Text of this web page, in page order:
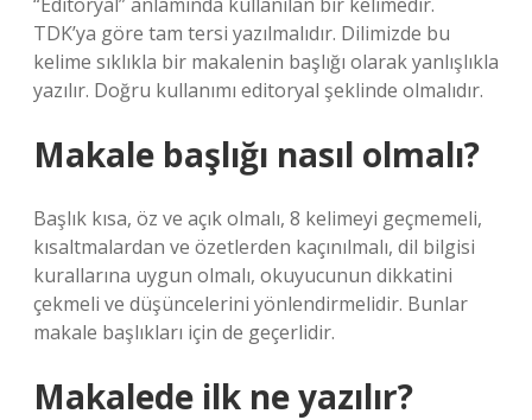
TDK’ya göre tam tersi yazılmalıdır. Dilimizde bu
kelime sıklıkla bir makalenin başlığı olarak yanlışlıkla
yazılır. Doğru kullanımı editoryal şeklinde olmalıdır.
Makale başlığı nasıl olmalı?
Başlık kısa, öz ve açık olmalı, 8 kelimeyi geçmemeli,
kısaltmalardan ve özetlerden kaçınılmalı, dil bilgisi
kurallarına uygun olmalı, okuyucunun dikkatini
çekmeli ve düşüncelerini yönlendirmelidir. Bunlar
makale başlıkları için de geçerlidir.
Makalede ilk ne yazılır?